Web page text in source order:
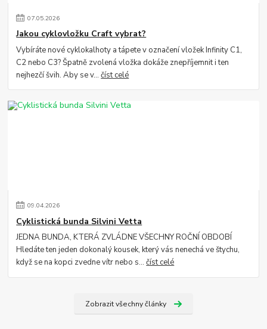
07.05.2026
Jakou cyklovložku Craft vybrat?
Vybíráte nové cyklokalhoty a tápete v označení vložek Infinity C1,
C2 nebo C3? Špatně zvolená vložka dokáže znepříjemnit i ten
nejhezčí švih. Aby se v...číst celé
09.04.2026
Cyklistická bunda Silvini Vetta
JEDNA BUNDA, KTERÁ ZVLÁDNE VŠECHNY ROČNÍ OBDOBÍ
Hledáte ten jeden dokonalý kousek, který vás nenechá ve štychu,
když se na kopci zvedne vítr nebo s...číst celé
Zobrazit všechny články